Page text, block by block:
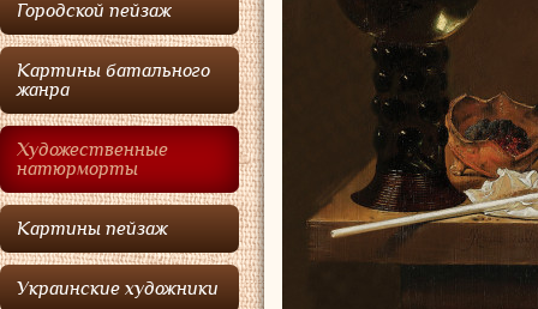
Городской пейзаж
Картины батального
жанра
Художественные
натюрморты
Картины пейзаж
Украинские художники